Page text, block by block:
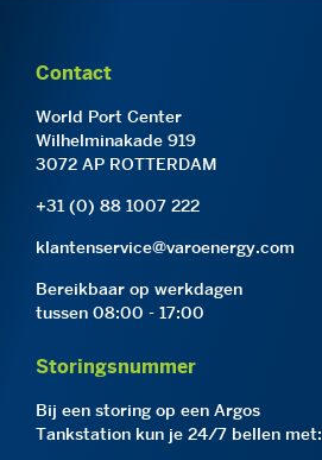
Contact
World Port Center
Wilhelminakade 919
3072 AP ROTTERDAM
+31 (0) 88 1007 222
klantenservice@varoenergy.com
Bereikbaar op werkdagen
tussen 08:00 - 17:00
Storingsnummer
Bij een storing op een Argos
Tankstation kun je 24/7 bellen met: